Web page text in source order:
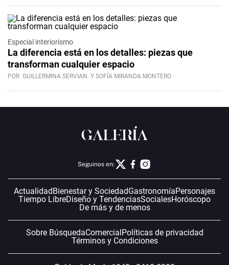
Especial interiorismo
La diferencia está en los detalles: piezas que
transforman cualquier espacio
POR GUILLERMINA SERVIAN Y SOFÍA MIRANDA MONTERO
Seguinos en:
Actualidad Bienestar y SociedadGastronomíaPersonajes
Tiempo LibreDiseño y TendenciasSocialesHoróscopo
De más y de menos
Sobre BúsquedaComercial Políticas de privacidad
Términos y Condiciones